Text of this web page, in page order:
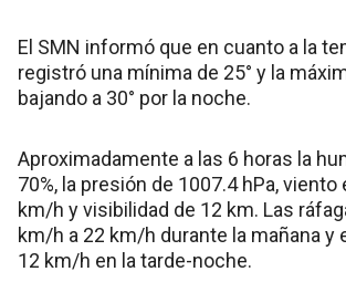
El SMN informó que en cuanto a la
registró una mínima de 25° y la
bajando a 30° por la noche.
Aproximadamente a las 6 horas la
70%, la presión de 1007.4 hPa,
km/h y visibilidad de 12 km. Las
km/h a 22 km/h durante la mañana y
12 km/h en la tarde-noche.